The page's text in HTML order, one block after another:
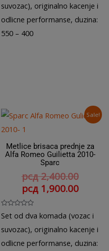
of
suvozac), originalno kacenje i
odlicne performanse, duzina:
550 – 400
Sale!
Metlice brisaca prednje za
Alfa Romeo Guilietta 2010-
Sparc
рсд2,400.00
рсд1,900.00
0
of
Set od dva komada (vozac i
suvozac), originalno kacenje i
odlicne performanse, duzina: